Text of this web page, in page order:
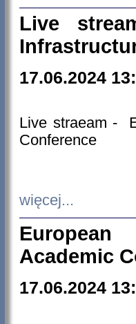
Live
17.06.2024
Live straeam -
Conference
więcej...
European
Academic
17.06.2024